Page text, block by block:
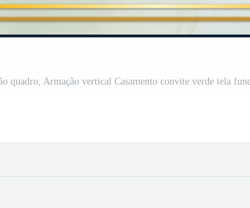
quadro, Armação vertical Casamento convite verde tela